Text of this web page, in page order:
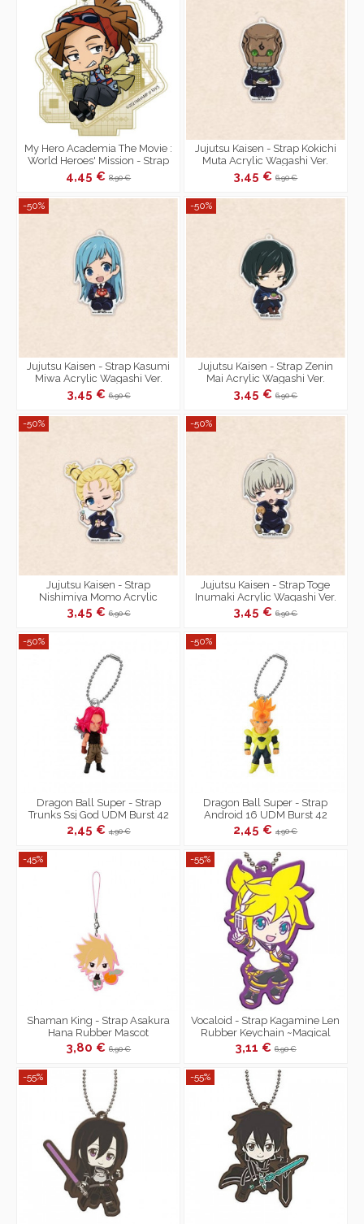
My Hero Academia The Movie :
World Heroes' Mission - Strap
Rody Soul Acrylic Key Chain...
4,45 €8,90 €
Jujutsu Kaisen - Strap Kokichi
Muta Acrylic Wagashi Ver.
3,45 €6,90 €
-50%
Jujutsu Kaisen - Strap Kasumi
Miwa Acrylic Wagashi Ver.
3,45 €6,90 €
-50%
Jujutsu Kaisen - Strap Zenin
Mai Acrylic Wagashi Ver.
3,45 €6,90 €
-50%
Jujutsu Kaisen - Strap
Nishimiya Momo Acrylic
Wagashi Ver.
3,45 €6,90 €
-50%
Jujutsu Kaisen - Strap Toge
Inumaki Acrylic Wagashi Ver.
3,45 €6,90 €
-50%
Dragon Ball Super - Strap
Trunks Ssj God UDM Burst 42
2,45 €4,90 €
-50%
Dragon Ball Super - Strap
Android 16 UDM Burst 42
2,45 €4,90 €
-45%
Shaman King - Strap Asakura
Hana Rubber Mascot
3,80 €6,90 €
-55%
Vocaloid - Strap Kagamine Len
Rubber Keychain ~Magical
Mirai 2018~
3,11 €6,90 €
-55% -55%